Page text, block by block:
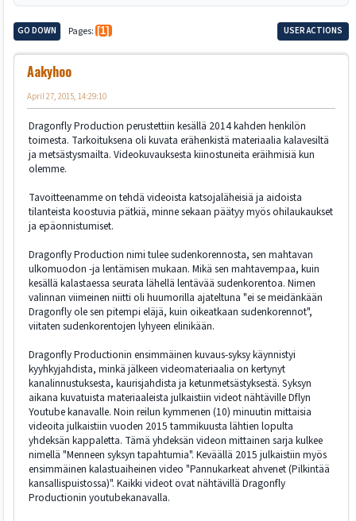
GO DOWN Pages 1 USER ACTIONS
Aakyhoo
April 27, 2015, 14:29:10
Dragonfly Production perustettiin kesällä 2014 kahden henkilön
toimesta. Tarkoituksena oli kuvata erähenkistä materiaalia kalavesiltä
ja metsästysmailta. Videokuvauksesta kiinostuneita eräihmisiä kun
olemme.
Tavoitteenamme on tehdä videoista katsojaläheisiä ja aidoista
tilanteista koostuvia pätkiä, minne sekaan päätyy myös ohilaukaukset
ja epäonnistumiset.
Dragonfly Production nimi tulee sudenkorennosta, sen mahtavan
ulkomuodon -ja lentämisen mukaan. Mikä sen mahtavempaa, kuin
kesällä kalastaessa seurata lähellä lentävää sudenkorentoa. Nimen
valinnan viimeinen niitti oli huumorilla ajateltuna "ei se meidänkään
Dragonfly ole sen pitempi eläjä, kuin oikeatkaan sudenkorennot",
viitaten sudenkorentojen lyhyeen elinikään.
Dragonfly Productionin ensimmäinen kuvaus-syksy käynnistyi
kyyhkyjahdista, minkä jälkeen videomateriaalia on kertynyt
kanalinnustuksesta, kaurisjahdista ja ketunmetsästyksestä. Syksyn
aikana kuvatuista materiaaleista julkaistiin videot nähtäville Dflyn
Youtube kanavalle. Noin reilun kymmenen (10) minuutin mittaisia
videoita julkaistiin vuoden 2015 tammikuusta lähtien lopulta
yhdeksän kappaletta. Tämä yhdeksän videon mittainen sarja kulkee
nimellä "Menneen syksyn tapahtumia". Keväällä 2015 julkaistiin myös
ensimmäinen kalastuaiheinen video "Pannukarkeat ahvenet (Pilkintää
kansallispuistossa)". Kaikki videot ovat nähtävillä Dragonfly
Productionin youtubekanavalla.